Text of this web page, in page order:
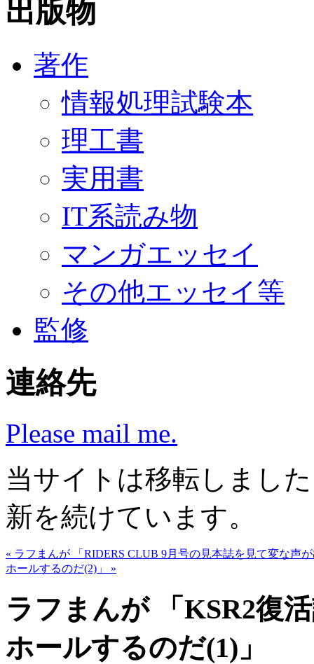
出版物
著作
情報処理試験本
理工書
実用書
IT系読み物
マンガエッセイ
その他エッセイ等
監修
連絡先
Please mail me.
当サイトは移転しまし
新を続けています。
« ラフまんが 「RIDERS CLUB 9月号の見本誌を見て変な声
ホールするのだ(2)」 »
ラフまんが 「KSR2復
ホールするのだ(1)」